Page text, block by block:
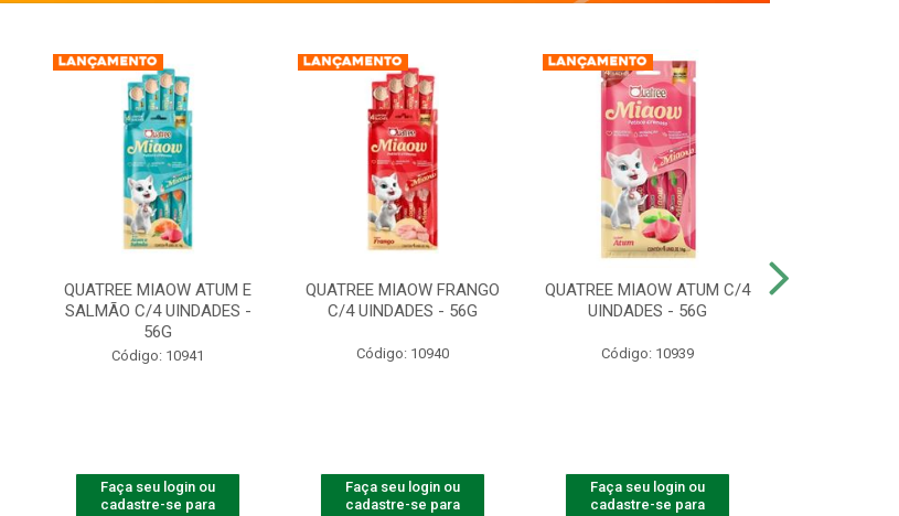
QUATREE MIAOW ATUM E
SALMÃO C/4 UINDADES -
56G
Código: 10941
Faça seu login ou
cadastre-se para
QUATREE MIAOW FRANGO
C/4 UINDADES - 56G
Código: 10940
Faça seu login ou
cadastre-se para
QUATREE MIAOW ATUM C/4
UINDADES - 56G
Código: 10939
Faça seu login ou
cadastre-se para